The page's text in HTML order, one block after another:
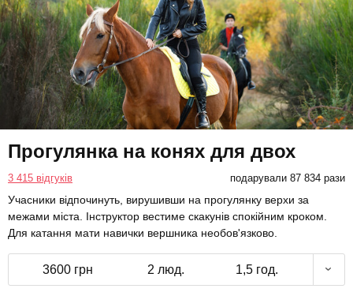
Прогулянка на конях для двох
3 415 відгуків подарували 87 834 рази
Учасники відпочинуть, вирушивши на прогулянку верхи за
межами міста. Інструктор вестиме скакунів спокійним кроком.
Для катання мати навички вершника необов'язково.
3600 грн 2 люд. 1,5 год.